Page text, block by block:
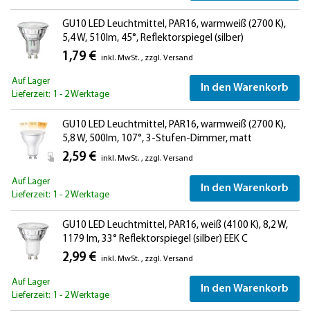
GU10 LED Leuchtmittel, PAR16, warmweiß (2700 K),
5,4 W, 510lm, 45°, Reflektorspiegel (silber)
1,79 € inkl. MwSt. , zzgl. Versand
Auf Lager
Lieferzeit: 1 - 2 Werktage
In den Warenkorb
GU10 LED Leuchtmittel, PAR16, warmweiß (2700 K),
5,8 W, 500lm, 107°, 3-Stufen-Dimmer, matt
2,59 € inkl. MwSt. , zzgl. Versand
Auf Lager
Lieferzeit: 1 - 2 Werktage
In den Warenkorb
GU10 LED Leuchtmittel, PAR16, weiß (4100 K), 8,2 W,
1179 lm, 33° Reflektorspiegel (silber) EEK C
2,99 € inkl. MwSt. , zzgl. Versand
Auf Lager
Lieferzeit: 1 - 2 Werktage
In den Warenkorb